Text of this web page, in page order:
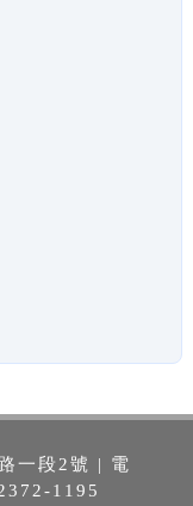
一段2號 | 電
1195